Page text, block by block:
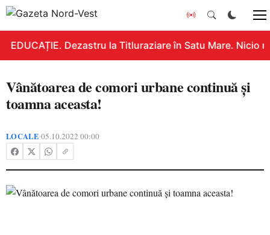
EDUCAȚIE. Dezastru la Titluraziare în Satu Mare. Nicio
Vânătoarea de comori urbane continuă și
toamna aceasta!
LOCALE•05.10.2022 00:00